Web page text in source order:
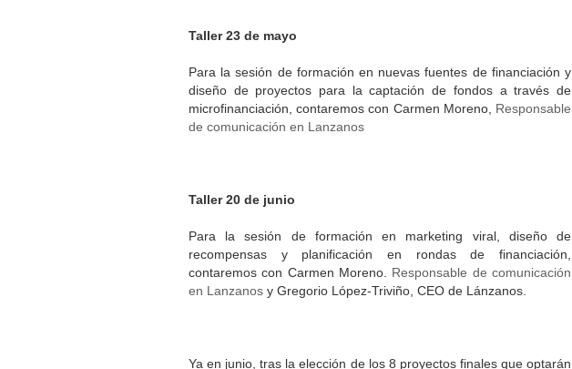
Taller 23 de mayo
Para la sesión de formación en nuevas fuentes de financiación y
diseño de proyectos para la captación de fondos a través de
microfinanciación, contaremos con Carmen Moreno, Responsable
de comunicación en Lanzanos
Taller 20 de junio
Para la sesión de formación en marketing viral, diseño de
recompensas y planificación en rondas de financiación,
contaremos con Carmen Moreno. Responsable de comunicación
en Lanzanos y Gregorio López-Triviño, CEO de Lánzanos.
Ya en junio, tras la elección de los 8 proyectos finales que optarán